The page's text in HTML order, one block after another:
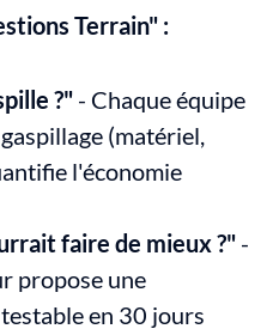
Terrain" :
?" - Chaque équipe
(matériel,
l'économie
faire de mieux ?" -
propose une
en 30 jours